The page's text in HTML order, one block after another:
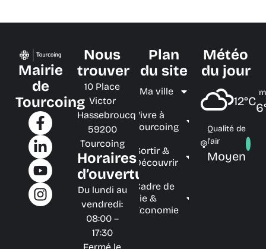
Mairie
de
Tourcoing
Nous
trouver
10 Place
Victor
Hassebroucq
59200
Tourcoing
Horaires
d’ouverture
Du lundi au
vendredi:
08:00 –
17:30
Plan
du site
Ma ville
Vivre à
Tourcoing
Sortir &
Découvrir
Cadre de
vie &
Économie
Météo
du jour
12°C
Qualité de
l'air
Moyen